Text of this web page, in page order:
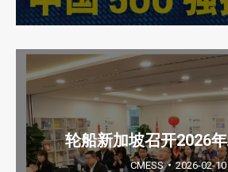
轮船新加坡召开2026
CMESS 2026-02-10